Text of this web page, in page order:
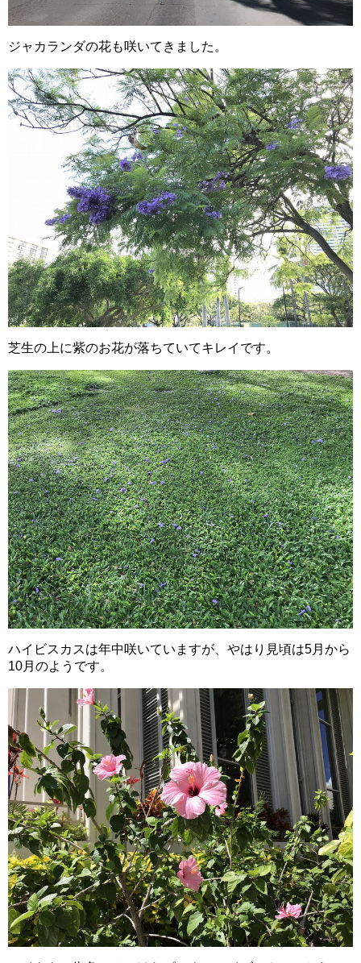
ジャカランダの花も咲いてきました。
芝生の上に紫のお花が落ちていてキレイです。
ハイビスカスは年中咲いていますが、やはり見頃は5月から
10月のようです。